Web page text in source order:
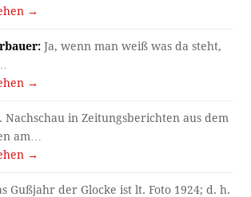
→
Ja, wenn man weiß was da steht,
→
Nachschau in Zeitungsberichten aus dem
am…
→
Gußjahr der Glocke ist lt. Foto 1924; d. h.